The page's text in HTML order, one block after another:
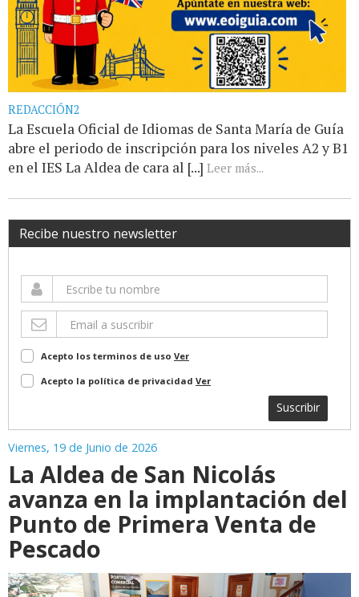
REDACCIÓN2
La Escuela Oficial de Idiomas de Santa María de Guía
abre el periodo de inscripción para los niveles A2 y B1
en el IES La Aldea de cara al [...] Leer más...
Recibe nuestro newsletter
Acepto los terminos de uso Ver
Acepto la política de privacidad Ver
Suscribir
Viernes, 19 de Junio de 2026
La Aldea de San Nicolás
avanza en la implantación del
Punto de Primera Venta de
Pescado